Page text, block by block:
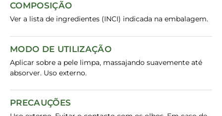
COMPOSIÇÃO
Ver a lista de ingredientes (INCI) indicada na embalagem.
MODO DE UTILIZAÇÃO
Aplicar sobre a pele limpa, massajando suavemente até
absorver. Uso externo.
PRECAUÇÕES